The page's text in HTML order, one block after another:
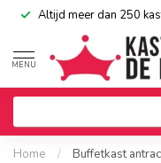
Altijd meer dan 250
MENU
Home / Buffetkast